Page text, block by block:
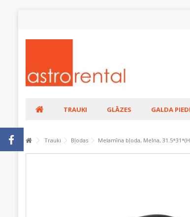
TRAUKI GLĀZES GALDA
Trauki Bļodas Melamīna bļoda, Melna,